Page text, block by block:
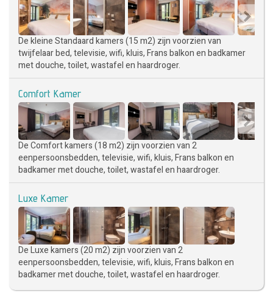
De kleine Standaard kamers (15 m2) zijn voorzien van
twijfelaar bed, televisie, wifi, kluis, Frans balkon en badkamer
met douche, toilet, wastafel en haardroger.
Comfort Kamer
De Comfort kamers (18 m2) zijn voorzien van 2
eenpersoonsbedden, televisie, wifi, kluis, Frans balkon en
badkamer met douche, toilet, wastafel en haardroger.
Luxe Kamer
De Luxe kamers (20 m2) zijn voorzien van 2
eenpersoonsbedden, televisie, wifi, kluis, Frans balkon en
badkamer met douche, toilet, wastafel en haardroger.